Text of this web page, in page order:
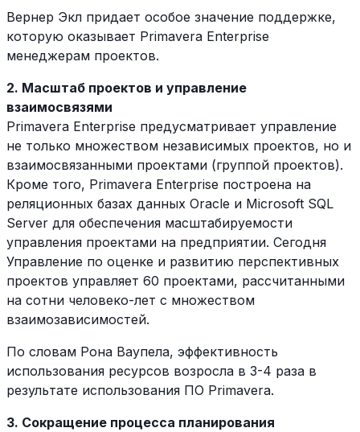
Вернер Экл придает особое значение поддержке,
которую оказывает Primavera Enterprise
менеджерам проектов.
2. Масштаб проектов и управление
взаимосвязями
Primavera Enterprise предусматривает управление
не только множеством независимых проектов, но и
взаимосвязанными проектами (группой проектов).
Кроме того, Primavera Enterprise построена на
реляционных базах данных Oracle и Microsoft SQL
Server для обеспечения масштабируемости
управления проектами на предприятии. Сегодня
Управление по оценке и развитию перспективных
проектов управляет 60 проектами, рассчитанными
на сотни человеко-лет с множеством
взаимозависимостей.
По словам Рона Ваупела, эффективность
использования ресурсов возросла в 3-4 раза в
результате использования ПО Primavera.
3. Сокращение процесса планирования